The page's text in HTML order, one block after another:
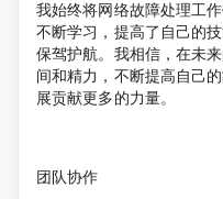
我始终将网络故障处理工
不断学习，提高了自己的
保驾护航。我相信，在未
间和精力，不断提高自己
展贡献更多的力量。
团队协作